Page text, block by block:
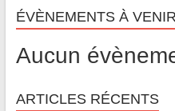
ÉVÈNEMENTS À VENIR
Aucun
ARTICLES RÉCENTS